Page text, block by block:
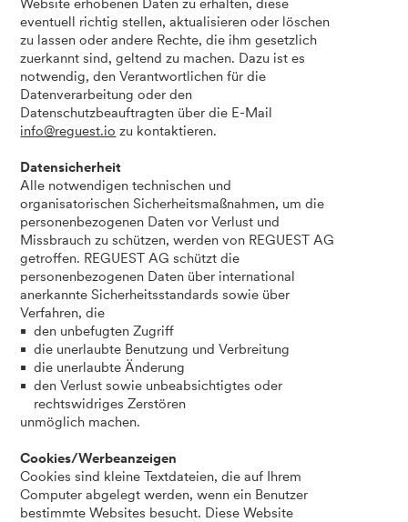
Website erhobenen Daten zu erhalten, diese
eventuell richtig stellen, aktualisieren oder löschen
zu lassen oder andere Rechte, die ihm gesetzlich
zuerkannt sind, geltend zu machen. Dazu ist es
notwendig, den Verantwortlichen für die
Datenverarbeitung oder den
Datenschutzbeauftragten über die E-Mail
info@reguest.io zu kontaktieren.
Datensicherheit
Alle notwendigen technischen und
organisatorischen Sicherheitsmaßnahmen, um die
personenbezogenen Daten vor Verlust und
Missbrauch zu schützen, werden von REGUEST AG
getroffen. REGUEST AG schützt die
personenbezogenen Daten über international
anerkannte Sicherheitsstandards sowie über
Verfahren, die
den unbefugten Zugriff
die unerlaubte Benutzung und Verbreitung
die unerlaubte Änderung
den Verlust sowie unbeabsichtigtes oder
rechtswidriges Zerstören
unmöglich machen.
Cookies/Werbeanzeigen
Cookies sind kleine Textdateien, die auf Ihrem
Computer abgelegt werden, wenn ein Benutzer
bestimmte Websites besucht. Diese Website